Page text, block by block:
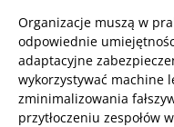
Organizacje muszą w
odpowiednie
adaptacyjne
wykorzystywać machine
zminimalizowania
przytłoczeniu zespołów